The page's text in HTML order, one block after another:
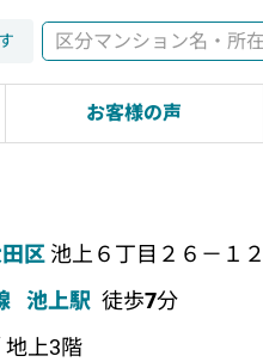
お客様の声
区 池上６丁目２６－１２
池上駅 徒歩7分
地上3階